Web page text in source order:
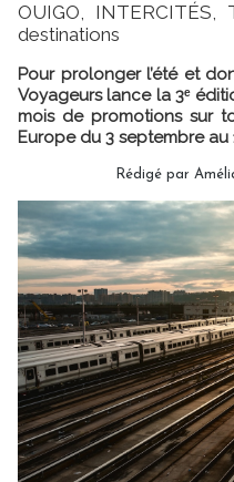
OUIGO,
destinations
Pour prolonger l’été et
Voyageurs lance la 3ᵉ
mois de promotions sur
Europe du 3 septembre au
Rédigé par